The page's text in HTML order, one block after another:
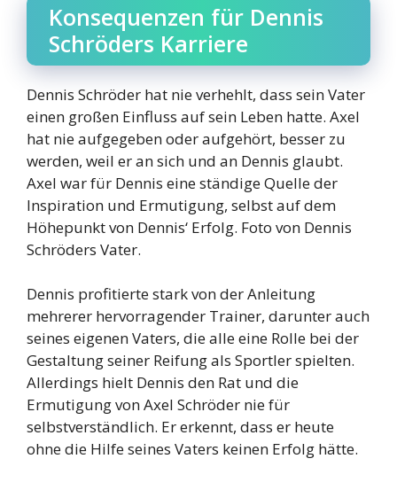
Konsequenzen für Dennis
Schröders Karriere
Dennis Schröder hat nie verhehlt, dass sein Vater
einen großen Einfluss auf sein Leben hatte. Axel
hat nie aufgegeben oder aufgehört, besser zu
werden, weil er an sich und an Dennis glaubt.
Axel war für Dennis eine ständige Quelle der
Inspiration und Ermutigung, selbst auf dem
Höhepunkt von Dennis‘ Erfolg. Foto von Dennis
Schröders Vater.
Dennis profitierte stark von der Anleitung
mehrerer hervorragender Trainer, darunter auch
seines eigenen Vaters, die alle eine Rolle bei der
Gestaltung seiner Reifung als Sportler spielten.
Allerdings hielt Dennis den Rat und die
Ermutigung von Axel Schröder nie für
selbstverständlich. Er erkennt, dass er heute
ohne die Hilfe seines Vaters keinen Erfolg hätte.